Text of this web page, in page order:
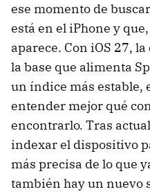
ese momento de
está en el iPhone y
aparece. Con iOS 27,
la base que alimenta
un índice más estable,
entender mejor qué
encontrarlo. Tras
indexar el dispositivo
más precisa de lo que
también hay un nuevo